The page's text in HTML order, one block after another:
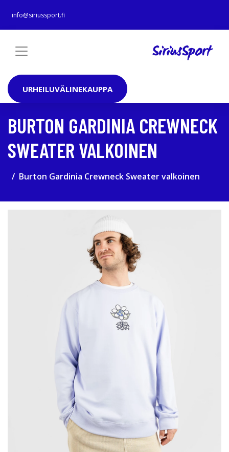
info@siriussport.fi
URHEILUVÄLINEKAUPPA
BURTON GARDINIA CREWNECK
SWEATER VALKOINEN
Burton Gardinia Crewneck Sweater valkoinen